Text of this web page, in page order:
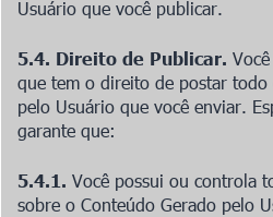
Usuário que você publicar.
5.4. Direito de Publicar.
que tem o direito de postar todo
pelo Usuário que você enviar.
garante que:
5.4.1. Você possui ou controla
sobre o Conteúdo Gerado pelo